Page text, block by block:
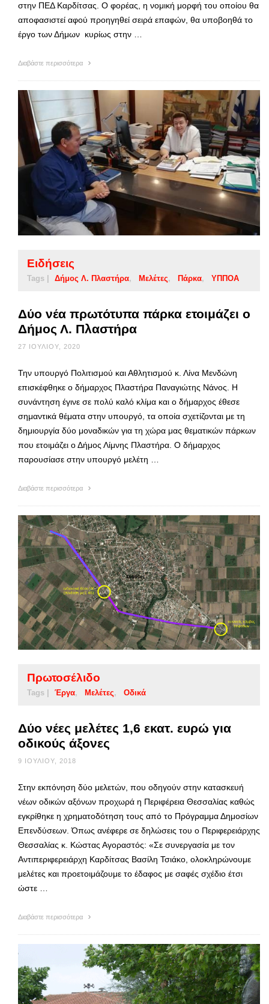
στην ΠΕΔ Καρδίτσας. Ο φορέας, η νομική μορφή του οποίου θα
αποφασιστεί αφού προηγηθεί σειρά επαφών, θα υποβοηθά το
έργο των Δήμων κυρίως στην …
Διαβάστε περισσότερα
Ειδήσεις
Tags | Δήμος Λ. Πλαστήρα Μελέτες Πάρκα ΥΠΠΟΑ
Δύο νέα πρωτότυπα πάρκα ετοιμάζει ο
Δήμος Λ. Πλαστήρα
27 ΙΟΥΛΊΟΥ, 2020
Την υπουργό Πολιτισμού και Αθλητισμού κ. Λίνα Μενδώνη
επισκέφθηκε ο δήμαρχος Πλαστήρα Παναγιώτης Νάνος. Η
συνάντηση έγινε σε πολύ καλό κλίμα και ο δήμαρχος έθεσε
σημαντικά θέματα στην υπουργό, τα οποία σχετίζονται με τη
δημιουργία δύο μοναδικών για τη χώρα μας θεματικών πάρκων
που ετοιμάζει ο Δήμος Λίμνης Πλαστήρα. Ο δήμαρχος
παρουσίασε στην υπουργό μελέτη …
Διαβάστε περισσότερα
Πρωτοσέλιδο
Tags | Έργα Μελέτες Οδικά
Δύο νέες μελέτες 1,6 εκατ. ευρώ για
οδικούς άξονες
9 ΙΟΥΛΊΟΥ, 2018
Στην εκπόνηση δύο μελετών, που οδηγούν στην κατασκευή
νέων οδικών αξόνων προχωρά η Περιφέρεια Θεσσαλίας καθώς
εγκρίθηκε η χρηματοδότηση τους από το Πρόγραμμα Δημοσίων
Επενδύσεων. Όπως ανέφερε σε δηλώσεις του ο Περιφερειάρχης
Θεσσαλίας κ. Κώστας Αγοραστός: «Σε συνεργασία με τον
Αντιπεριφερειάρχη Καρδίτσας Βασίλη Τσιάκο, ολοκληρώνουμε
μελέτες και προετοιμάζουμε το έδαφος με σαφές σχέδιο έτσι
ώστε …
Διαβάστε περισσότερα